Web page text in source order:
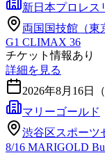
新日本プロレス
両国国技館（東
G1 CLIMAX 36
チケット情報あり
詳細を見る
2026年8月16日（
マリーゴールド
渋谷区スポーツ
8/16 MARIGOLD